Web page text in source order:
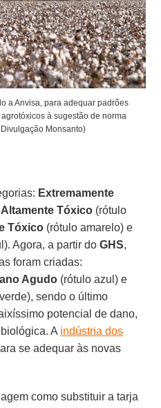
a Anvisa, para adequar padrões
à sugestão de norma
Monsanto)
Extremamente
Altamente Tóxico (rótulo
Tóxico (rótulo amarelo) e
Agora, a partir doGHS,
foram criadas:
Agudo (rótulo azul) e
sendo o último
potencial de dano,
A indústria dos
se adequar às novas
como substituir a tarja